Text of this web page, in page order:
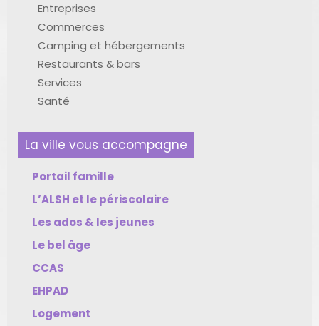
Entreprises
Commerces
Camping et hébergements
Restaurants & bars
Services
Santé
La ville vous accompagne
Portail famille
L’ALSH et le périscolaire
Les ados & les jeunes
Le bel âge
CCAS
EHPAD
Logement